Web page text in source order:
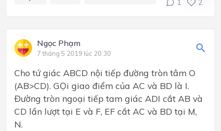
1 2
Ngọc Phạm
7 tháng 5 2019 lúc 20:30
Cho tứ giác ABCD nội tiếp đường tròn tâm O
(AB>CD). GỌi giao điểm của AC và BD là I.
Đường tròn ngoại tiếp tam giác ADI cắt AB và
CD lần lượt tại E và F, EF cắt AC và BD tại M,
N.